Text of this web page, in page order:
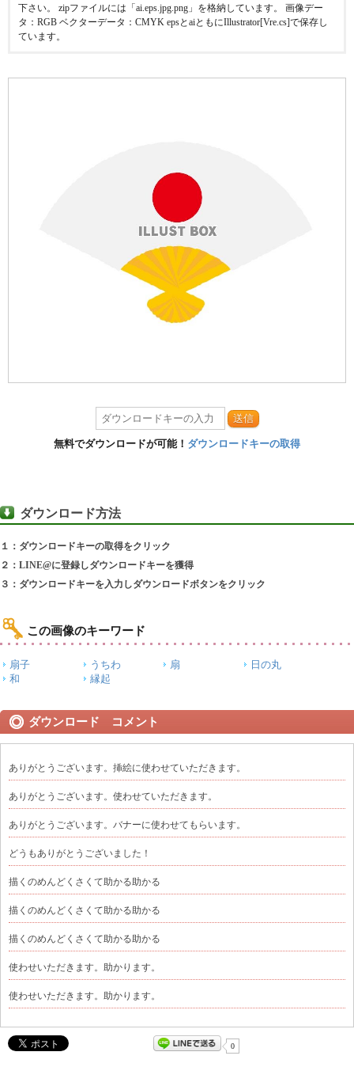
下さい。 zipファイルには「ai.eps.jpg.png」を格納しています。 画像デー
タ：RGB ベクターデータ：CMYK epsとaiともにIllustrator[Vre.cs]で保存し
ています。
送信
無料でダウンロードが可能！ ダウンロードキーの取得
ダウンロード方法
１：ダウンロードキーの取得をクリック
２：LINE@に登録しダウンロードキーを獲得
３：ダウンロードキーを入力しダウンロードボタンをクリック
この画像のキーワード
扇子 うちわ 扇
日の丸
和
縁起
ダウンロード コメント
ありがとうございます。挿絵に使わせていただきます。
ありがとうございます。使わせていただきます。
ありがとうございます。バナーに使わせてもらいます。
どうもありがとうございました！
描くのめんどくさくて助かる助かる
描くのめんどくさくて助かる助かる
描くのめんどくさくて助かる助かる
使わせいただきます。助かります。
使わせいただきます。助かります。
0